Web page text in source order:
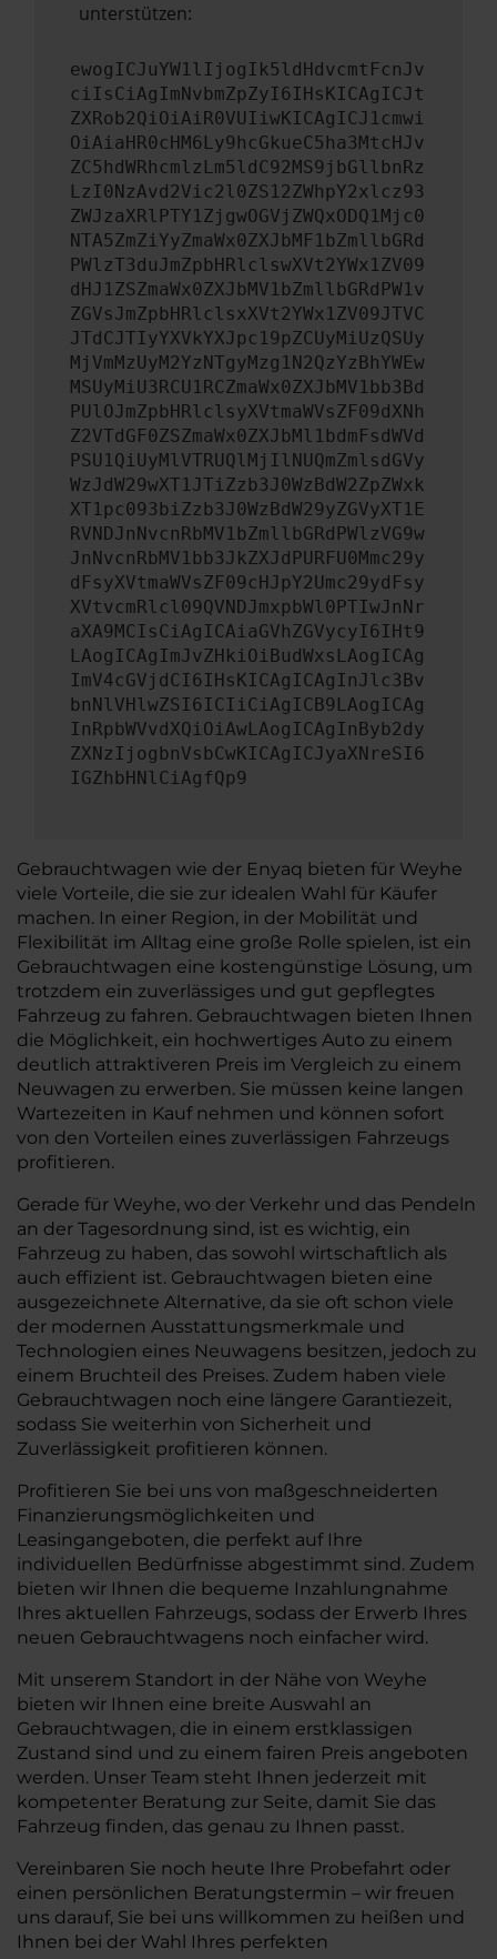
unterstützen:
ewogICJuYW1lIjogIk5ldHdvcmtFcnJv
ciIsCiAgImNvbmZpZyI6IHsKICAgICJt
ZXRob2QiOiAiR0VUIiwKICAgICJ1cmwi
OiAiaHR0cHM6Ly9hcGkueC5ha3MtcHJv
ZC5hdWRhcmlzLm5ldC92MS9jbGllbnRz
LzI0NzAvd2Vic2l0ZS12ZWhpY2xlcz93
ZWJzaXRlPTY1ZjgwOGVjZWQxODQ1Mjc0
NTA5ZmZiYyZmaWx0ZXJbMF1bZmllbGRd
PWlzT3duJmZpbHRlclswXVt2YWx1ZV09
dHJ1ZSZmaWx0ZXJbMV1bZmllbGRdPW1v
ZGVsJmZpbHRlclsxXVt2YWx1ZV09JTVC
JTdCJTIyYXVkYXJpc19pZCUyMiUzQSUy
MjVmMzUyM2YzNTgyMzg1N2QzYzBhYWEw
MSUyMiU3RCU1RCZmaWx0ZXJbMV1bb3Bd
PUlOJmZpbHRlclsyXVtmaWVsZF09dXNh
Z2VTdGF0ZSZmaWx0ZXJbMl1bdmFsdWVd
PSU1QiUyMlVTRUQlMjIlNUQmZmlsdGVy
WzJdW29wXT1JTiZzb3J0WzBdW2ZpZWxk
XT1pc093biZzb3J0WzBdW29yZGVyXT1E
RVNDJnNvcnRbMV1bZmllbGRdPWlzVG9w
JnNvcnRbMV1bb3JkZXJdPURFU0Mmc29y
dFsyXVtmaWVsZF09cHJpY2Umc29ydFsy
XVtvcmRlcl09QVNDJmxpbWl0PTIwJnNr
aXA9MCIsCiAgICAiaGVhZGVycyI6IHt9
LAogICAgImJvZHkiOiBudWxsLAogICAg
ImV4cGVjdCI6IHsKICAgICAgInJlc3Bv
bnNlVHlwZSI6ICIiCiAgICB9LAogICAg
InRpbWVvdXQiOiAwLAogICAgInByb2dy
ZXNzIjogbnVsbCwKICAgICJyaXNreSI6
IGZhbHNlCiAgfQp9
Gebrauchtwagen wie der Enyaq bieten für Weyhe
viele Vorteile, die sie zur idealen Wahl für Käufer
machen. In einer Region, in der Mobilität und
Flexibilität im Alltag eine große Rolle spielen, ist ein
Gebrauchtwagen eine kostengünstige Lösung, um
trotzdem ein zuverlässiges und gut gepflegtes
Fahrzeug zu fahren. Gebrauchtwagen bieten Ihnen
die Möglichkeit, ein hochwertiges Auto zu einem
deutlich attraktiveren Preis im Vergleich zu einem
Neuwagen zu erwerben. Sie müssen keine langen
Wartezeiten in Kauf nehmen und können sofort
von den Vorteilen eines zuverlässigen Fahrzeugs
profitieren.
Gerade für Weyhe, wo der Verkehr und das Pendeln
an der Tagesordnung sind, ist es wichtig, ein
Fahrzeug zu haben, das sowohl wirtschaftlich als
auch effizient ist. Gebrauchtwagen bieten eine
ausgezeichnete Alternative, da sie oft schon viele
der modernen Ausstattungsmerkmale und
Technologien eines Neuwagens besitzen, jedoch zu
einem Bruchteil des Preises. Zudem haben viele
Gebrauchtwagen noch eine längere Garantiezeit,
sodass Sie weiterhin von Sicherheit und
Zuverlässigkeit profitieren können.
Profitieren Sie bei uns von maßgeschneiderten
Finanzierungsmöglichkeiten und
Leasingangeboten, die perfekt auf Ihre
individuellen Bedürfnisse abgestimmt sind. Zudem
bieten wir Ihnen die bequeme Inzahlungnahme
Ihres aktuellen Fahrzeugs, sodass der Erwerb Ihres
neuen Gebrauchtwagens noch einfacher wird.
Mit unserem Standort in der Nähe von Weyhe
bieten wir Ihnen eine breite Auswahl an
Gebrauchtwagen, die in einem erstklassigen
Zustand sind und zu einem fairen Preis angeboten
werden. Unser Team steht Ihnen jederzeit mit
kompetenter Beratung zur Seite, damit Sie das
Fahrzeug finden, das genau zu Ihnen passt.
Vereinbaren Sie noch heute Ihre Probefahrt oder
einen persönlichen Beratungstermin – wir freuen
uns darauf, Sie bei uns willkommen zu heißen und
Ihnen bei der Wahl Ihres perfekten